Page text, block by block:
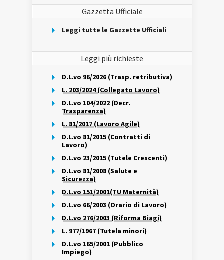
Gazzetta Ufficiale
Leggi tutte le Gazzette Ufficiali
Leggi più richieste
D.L.vo 96/2026 (Trasp. retributiva)
L. 203/2024 (Collegato Lavoro)
D.L.vo 104/2022 (Decr.
Trasparenza)
L. 81/2017 (Lavoro Agile)
D.L.vo 81/2015 (Contratti di
Lavoro)
D.L.vo 23/2015 (Tutele Crescenti)
D.L.vo 81/2008 (Salute e
Sicurezza)
D.L.vo 151/2001(TU Maternità)
D.L.vo 66/2003 (Orario di Lavoro)
D.L.vo 276/2003 (Riforma Biagi)
L. 977/1967 (Tutela minori)
D.L.vo 165/2001 (Pubblico
Impiego)